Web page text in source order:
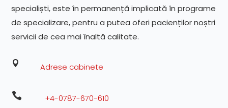
specialiști, este în permanență implicată în programe
de specializare, pentru a putea oferi pacienților noștri
servicii de cea mai înaltă calitate.
 Adrese cabinete
 +4-0787-670-610